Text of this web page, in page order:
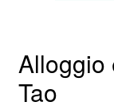
Alloggio
Tao